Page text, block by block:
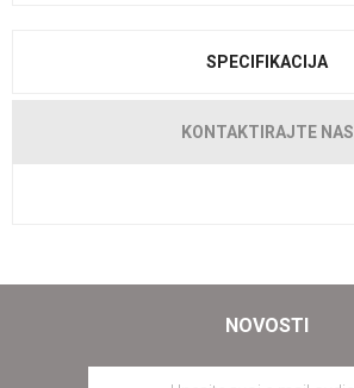
SPECIFIKACIJA
KONTAKTIRAJTE NAS
NOVOSTI